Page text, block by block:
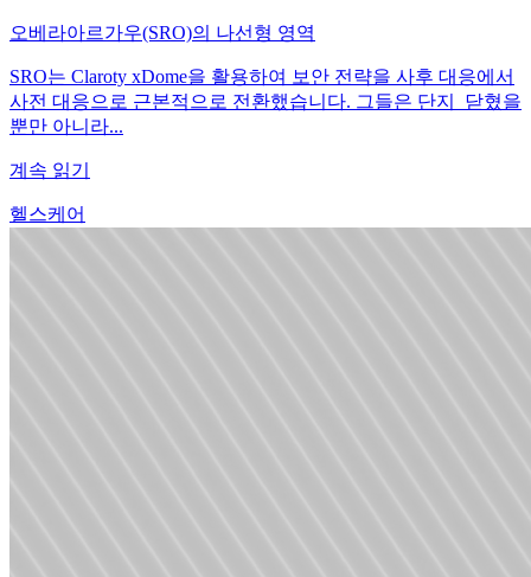
오베라아르가우(SRO)의 나선형 영역
SRO는 Claroty xDome을 활용하여 보안 전략을 사후 대응에서
사전 대응으로 근본적으로 전환했습니다. 그들은 단지 닫혔을
뿐만 아니라...
계속 읽기
헬스케어